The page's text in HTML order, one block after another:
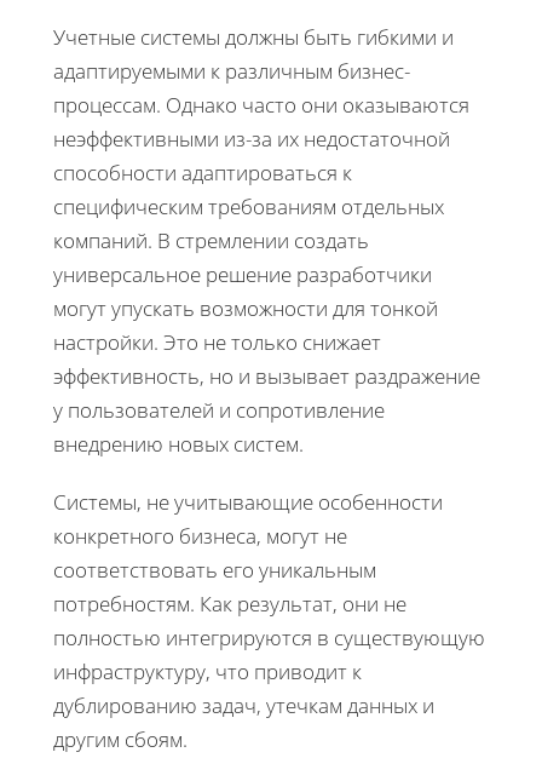
Учетные системы должны быть гибкими и
адаптируемыми к различным бизнес-
процессам. Однако часто они оказываются
неэффективными из-за их недостаточной
способности адаптироваться к
специфическим требованиям отдельных
компаний. В стремлении создать
универсальное решение разработчики
могут упускать возможности для тонкой
настройки. Это не только снижает
эффективность, но и вызывает раздражение
у пользователей и сопротивление
внедрению новых систем.
Системы, не учитывающие особенности
конкретного бизнеса, могут не
соответствовать его уникальным
потребностям. Как результат, они не
полностью интегрируются в существующую
инфраструктуру, что приводит к
дублированию задач, утечкам данных и
другим сбоям.